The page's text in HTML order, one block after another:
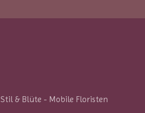
Stil & Blüte - Mobile Floristen